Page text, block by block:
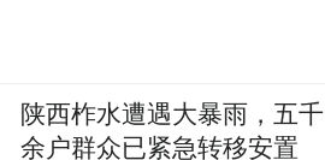
陕西柞水遭遇大暴雨，五千
余户群众已紧急转移安置